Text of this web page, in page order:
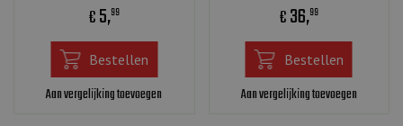
€5,99
Bestellen
Aan vergelijking toevoegen
€36,99
Bestellen
Aan vergelijking toevoegen